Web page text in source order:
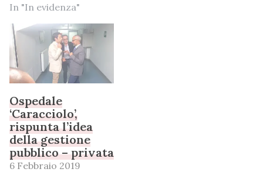
In "In evidenza"
Ospedale
‘Caracciolo’,
rispunta l’idea
della gestione
pubblico – privata
6 Febbraio 2019